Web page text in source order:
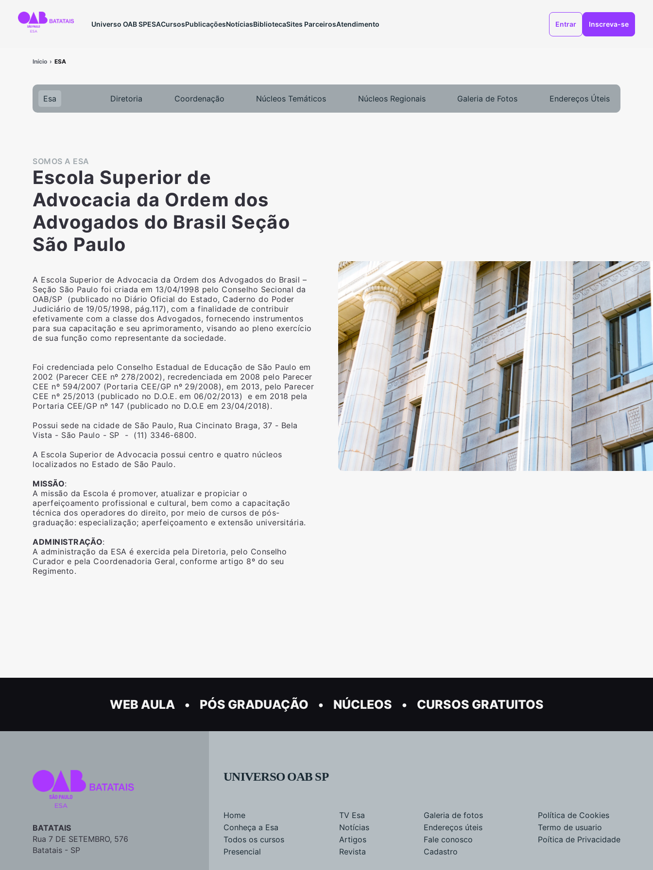
Universo OAB SPESACursosPublicaçõesNotíciasBibliotecaSites ParceirosAtendimento Entrar Inscreva-se
Início ESA
Esa Diretoria Coordenação Núcleos Temáticos Núcleos Regionais Galeria de Fotos Endereços Úteis
SOMOS A ESA
Escola Superior de
Advocacia da Ordem dos
Advogados do Brasil Seção
São Paulo
A Escola Superior de Advocacia da Ordem dos Advogados do Brasil –
Seção São Paulo foi criada em 13/04/1998 pelo Conselho Secional da
OAB/SP (publicado no Diário Oficial do Estado, Caderno do Poder
Judiciário de 19/05/1998, pág.117), com a finalidade de contribuir
efetivamente com a classe dos Advogados, fornecendo instrumentos
para sua capacitação e seu aprimoramento, visando ao pleno exercício
de sua função como representante da sociedade.
Foi credenciada pelo Conselho Estadual de Educação de São Paulo em
2002 (Parecer CEE nº 278/2002), recredenciada em 2008 pelo Parecer
CEE nº 594/2007 (Portaria CEE/GP nº 29/2008), em 2013, pelo Parecer
CEE nº 25/2013 (publicado no D.O.E. em 06/02/2013) e em 2018 pela
Portaria CEE/GP nº 147 (publicado no D.O.E em 23/04/2018).
Possui sede na cidade de São Paulo, Rua Cincinato Braga, 37 - Bela
Vista - São Paulo - SP - (11) 3346-6800.
A Escola Superior de Advocacia possui centro e quatro núcleos
localizados no Estado de São Paulo.
MISSÃO:
A missão da Escola é promover, atualizar e propiciar o
aperfeiçoamento profissional e cultural, bem como a capacitação
técnica dos operadores do direito, por meio de cursos de pós-
graduação: especialização; aperfeiçoamento e extensão universitária.
ADMINISTRAÇÃO:
A administração da ESA é exercida pela Diretoria, pelo Conselho
Curador e pela Coordenadoria Geral, conforme artigo 8º do seu
Regimento.
WEB AULA PÓS GRADUAÇÃO NÚCLEOS CURSOS GRATUITOS
BATATAIS
Rua 7 DE SETEMBRO, 576
Batatais - SP
UNIVERSO OAB SP
Home
Conheça a Esa
Todos os cursos
Presencial
TV Esa
Notícias
Artigos
Revista
Galeria de fotos
Endereços úteis
Fale conosco
Cadastro
Política de Cookies
Termo de usuario
Poítica de Privacidade